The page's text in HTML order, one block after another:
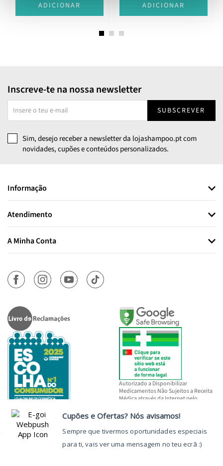
ADICIONAR ADICIONAR
Inscreve-te na nossa newsletter
SUBSCREVER
Sim, desejo receber a newsletter da lojashampoo.pt com
novidades, cupões e conteúdos personalizados.
Informação
Atendimento
A Minha Conta
Autorizado a Disponibilizar
Medicamentos Não Sujeitos a Receita
Médica através da Internet pelo